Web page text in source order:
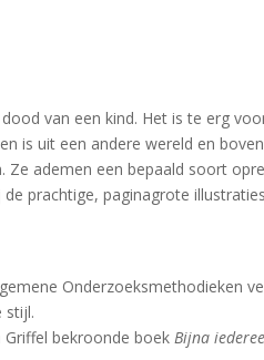
van een kind. Het is te erg
is uit een andere wereld en
ademen een bepaald soort
prachtige, paginagrote
Onderzoeksmethodieken
stijl.
Griffel bekroonde boekBijna